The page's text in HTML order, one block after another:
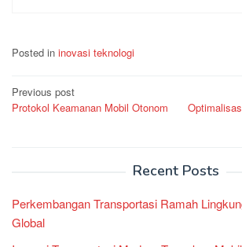
Posted in inovasi teknologi
Post
navigation
Previous post
Protokol Keamanan Mobil Otonom
Recent Posts
Perkembangan Transportasi Ramah
Global